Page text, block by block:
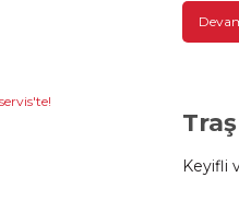
Keyifli